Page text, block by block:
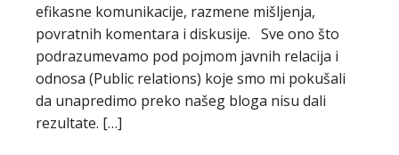
efikasne komunikacije, razmene mišljenja,
povratnih komentara i diskusije. Sve ono što
podrazumevamo pod pojmom javnih relacija i
odnosa (Public relations) koje smo mi pokušali
da unapredimo preko našeg bloga nisu dali
rezultate. […]